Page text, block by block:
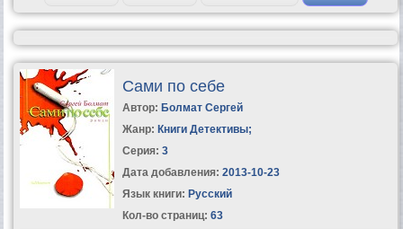
Сами по себе
Автор: Болмат Сергей
Жанр: Книги Детективы;
Серия: 3
Дата добавления: 2013-10-23
Язык книги: Русский
Кол-во страниц: 63